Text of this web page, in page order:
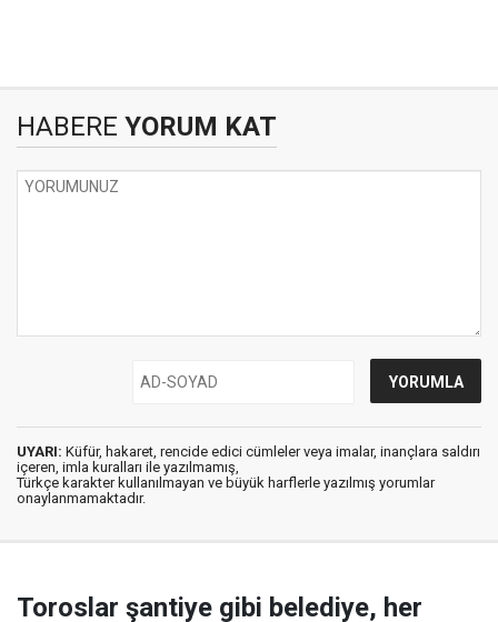
HABERE YORUM KAT
UYARI: Küfür, hakaret, rencide edici cümleler veya imalar, inançlara saldırı
içeren, imla kuralları ile yazılmamış,
Türkçe karakter kullanılmayan ve büyük harflerle yazılmış yorumlar
onaylanmamaktadır.
Toroslar şantiye gibi belediye, her